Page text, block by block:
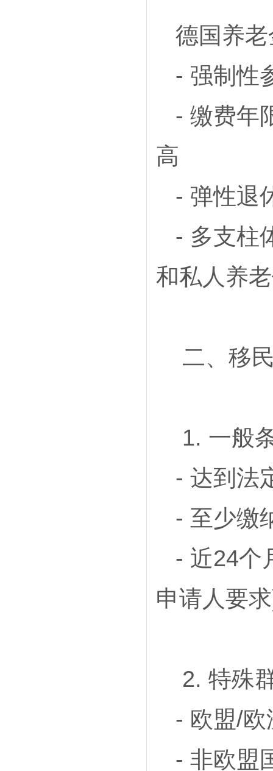
德国养
- 强制性
- 缴费年
高
- 弹性退
- 多支柱
和私人养
二、移
1. 一般
- 达到法
- 至少缴
- 近24个
申请人要
2. 特殊
- 欧盟/
- 非欧盟